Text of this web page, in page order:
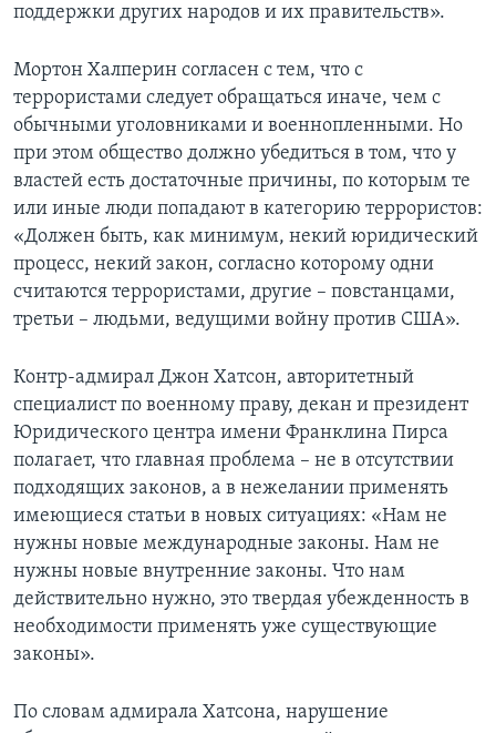
поддержки других народов и их правительств».
Мортон Халперин согласен с тем, что с
террористами следует обращаться иначе, чем с
обычными уголовниками и военнопленными. Но
при этом общество должно убедиться в том, что у
властей есть достаточные причины, по которым те
или иные люди попадают в категорию террористов:
«Должен быть, как минимум, некий юридический
процесс, некий закон, согласно которому одни
считаются террористами, другие – повстанцами,
третьи – людьми, ведущими войну против США».
Контр-адмирал Джон Хатсон, авторитетный
специалист по военному праву, декан и президент
Юридического центра имени Франклина Пирса
полагает, что главная проблема – не в отсутствии
подходящих законов, а в нежелании применять
имеющиеся статьи в новых ситуациях: «Нам не
нужны новые международные законы. Нам не
нужны новые внутренние законы. Что нам
действительно нужно, это твердая убежденность в
необходимости применять уже существующие
законы».
По словам адмирала Хатсона, нарушение